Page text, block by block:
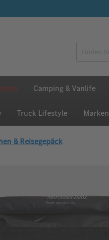
Camping & Vanlife
Truck Lifestyle Marken
& Reisegepäck